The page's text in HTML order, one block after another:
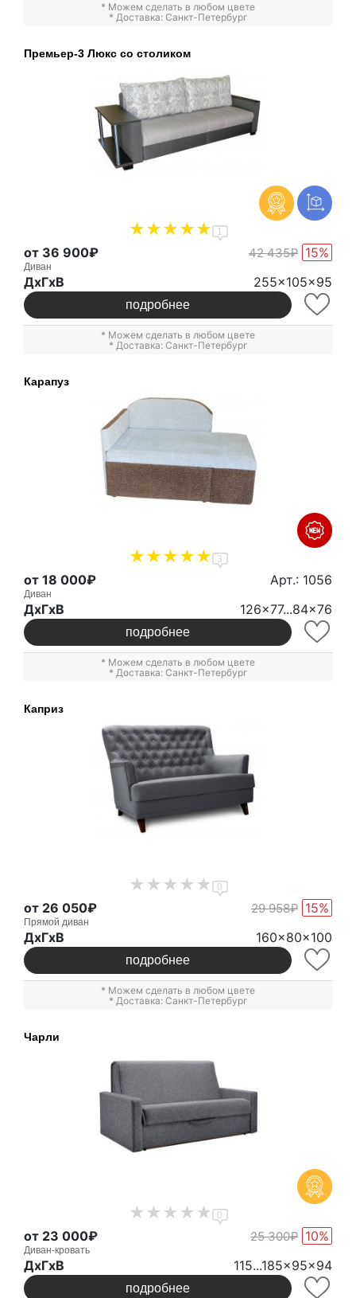
* Можем сделать в любом цвете
* Доставка: Санкт-Петербург
Премьер-3 Люкс со столиком
1
от 36 900₽ 42 435₽ 15%
Диван
ДxГxВ 255x105x95
подробнее
* Можем сделать в любом цвете
* Доставка: Санкт-Петербург
Карапуз
3
от 18 000₽ Арт.: 1056
Диван
ДxГxВ 126x77...84x76
подробнее
* Можем сделать в любом цвете
* Доставка: Санкт-Петербург
Каприз
0
от 26 050₽ 29 958₽ 15%
Прямой диван
ДxГxВ 160x80x100
подробнее
* Можем сделать в любом цвете
* Доставка: Санкт-Петербург
Чарли
0
от 23 000₽ 25 300₽ 10%
Диван-кровать
ДxГxВ 115...185x95x94
подробнее